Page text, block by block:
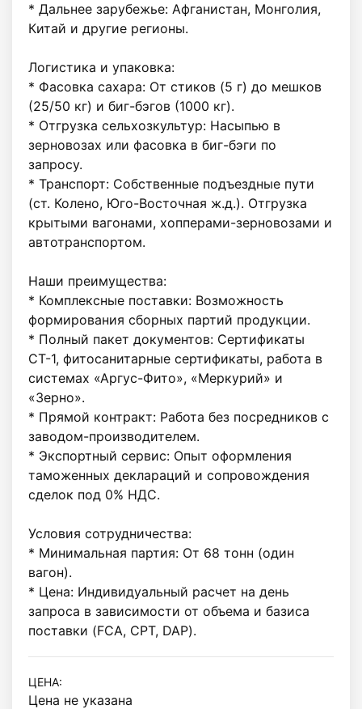
* Дальнее зарубежье: Афганистан, Монголия,
Китай и другие регионы.
Логистика и упаковка:
* Фасовка сахара: От стиков (5 г) до мешков
(25/50 кг) и биг-бэгов (1000 кг).
* Отгрузка сельхозкультур: Насыпью в
зерновозах или фасовка в биг-бэги по
запросу.
* Транспорт: Собственные подъездные пути
(ст. Колено, Юго-Восточная ж.д.). Отгрузка
крытыми вагонами, хопперами-зерновозами и
автотранспортом.
Наши преимущества:
* Комплексные поставки: Возможность
формирования сборных партий продукции.
* Полный пакет документов: Сертификаты
СТ-1, фитосанитарные сертификаты, работа в
системах «Аргус-Фито», «Меркурий» и
«Зерно».
* Прямой контракт: Работа без посредников с
заводом-производителем.
* Экспортный сервис: Опыт оформления
таможенных деклараций и сопровождения
сделок под 0% НДС.
Условия сотрудничества:
* Минимальная партия: От 68 тонн (один
вагон).
* Цена: Индивидуальный расчет на день
запроса в зависимости от объема и базиса
поставки (FCA, CPТ, DAP).
ЦЕНА:
Цена не указана